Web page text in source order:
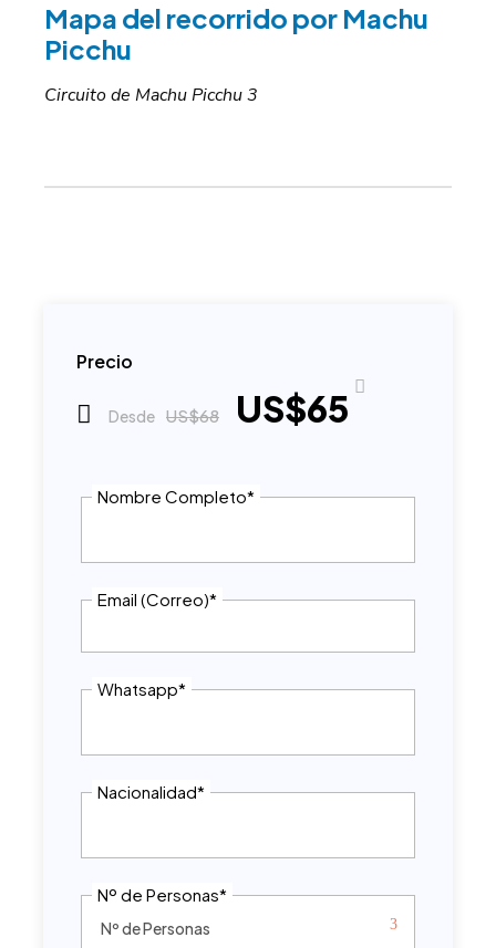
Precio
Desde US$68 US$65
Nombre Completo*
Email (Correo)*
Whatsapp*
Nacionalidad*
Nº de Personas*
Mapa del recorrido por Machu
Picchu
Circuito de Machu Picchu 3